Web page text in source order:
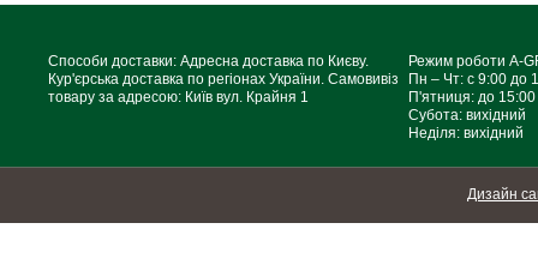
Способи доставки: Адресна доставка по Києву.
Кур'єрська доставка по регіонах України. Самовивіз
товару за адресою: Київ вул. Крайня 1
Режим роботи A-
Пн – Чт: с 9:00 до
П'ятниця: до 15:00
Субота: вихідний
Неділя: вихідний
Дизайн